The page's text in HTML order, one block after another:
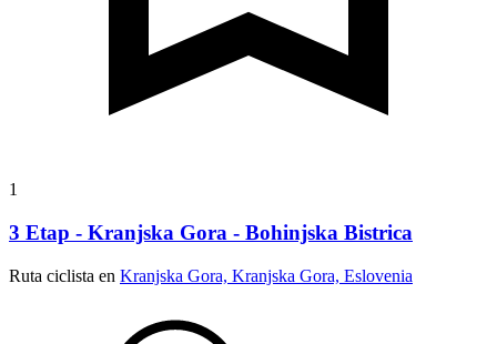
1
3 Etap - Kranjska Gora - Bohinjska Bistrica
Ruta ciclista en Kranjska Gora, Kranjska Gora, Eslovenia